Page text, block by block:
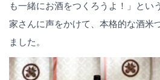
も一緒にお酒をつくろうよ！」とい
家さんに声をかけて、本格的な酒米
ました。